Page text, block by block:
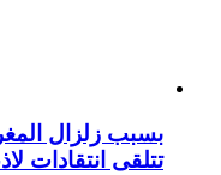
بسبب زلزال
تتلقى انتقادات